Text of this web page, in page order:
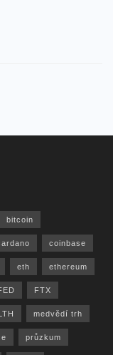
bitcoin
coinbase
eth ethereum
FTX
medvědí trh
průzkum